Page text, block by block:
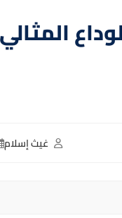
المثالي
غيث إسلام